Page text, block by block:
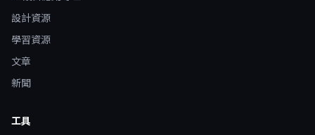
設計資源
學習資源
文章
新聞
工具